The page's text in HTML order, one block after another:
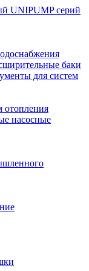
UNIPUMP серий
баки
для систем
отопления
насосные